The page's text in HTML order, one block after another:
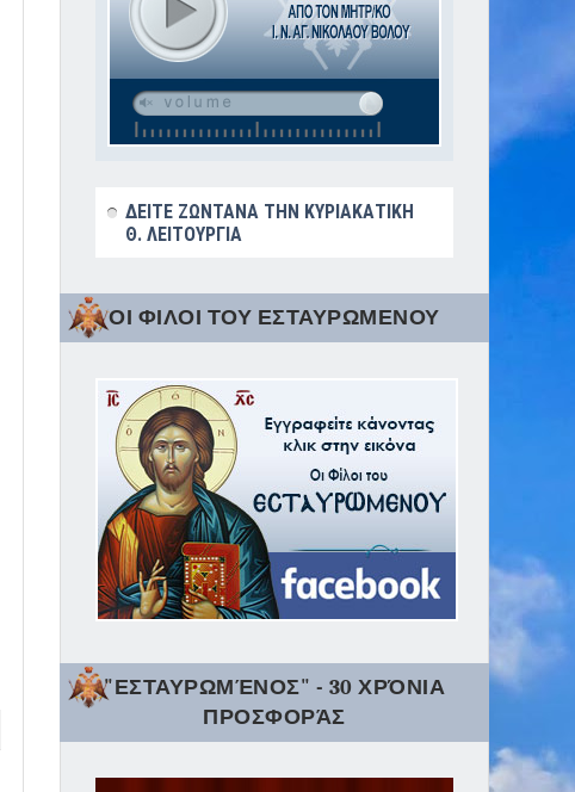
ΔΕΙΤΕ ΖΩΝΤΑΝΑ ΤΗΝ ΚΥΡΙΑΚΑΤΙΚΗ
Θ. ΛΕΙΤΟΥΡΓΙΑ
ΟΙ ΦΙΛΟΙ ΤΟΥ ΕΣΤΑΥΡΩΜΕΝΟΥ
"ΕΣΤΑΥΡΩΜΈΝΟΣ" - 30 ΧΡΌΝΙΑ
ΠΡΟΣΦΟΡΆΣ